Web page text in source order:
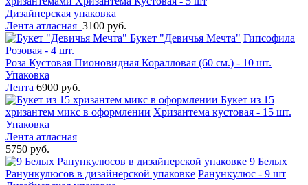
Дизайнерская упаковка
Лента атласная 3100 руб.
Букет "Девичья Мечта" Гипсофила
Розовая - 4 шт.
Роза Кустовая Пионовидная Коралловая (60 см.) - 10 шт.
Упаковка
Лента 6900 руб.
Букет из 15
хризантем микс в оформлении Хризантема кустовая - 15 шт.
Упаковка
Лента атласная
5750 руб.
9 Белых
Ранункулюсов в дизайнерской упаковке Ранункулюс - 9 шт